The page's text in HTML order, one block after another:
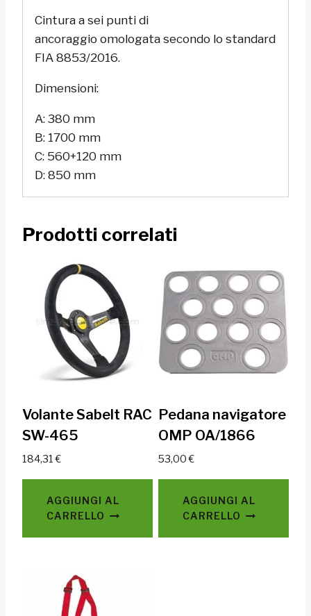
Cintura a sei punti di
ancoraggio omologata secondo lo standard
FIA 8853/2016.
Dimensioni:
A: 380 mm
B: 1700 mm
C: 560+120 mm
D: 850 mm
Prodotti correlati
Volante Sabelt RAC
SW-465
184,31€
AGGIUNGI AL
CARRELLO
Pedana navigatore
OMP OA/1866
53,00€
AGGIUNGI AL
CARRELLO